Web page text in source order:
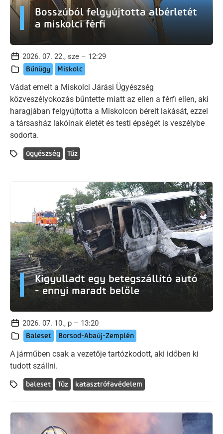
Bosszúból felgyújtotta albérletét
a miskolci férfi
2026. 07. 22., sze – 12:29
Bűnügy Miskolc
Vádat emelt a Miskolci Járási Ügyészség
közveszélyokozás bűntette miatt az ellen a férfi ellen, aki
haragjában felgyújtotta a Miskolcon bérelt lakását, ezzel
a társasház lakóinak életét és testi épségét is veszélybe
sodorta.
ügyészség Tűz
Kigyulladt egy betegszállító autó
- ennyi maradt belőle
2026. 07. 10., p – 13:20
Baleset Borsod-Abaúj-Zemplén
A járműben csak a vezetője tartózkodott, aki időben ki
tudott szállni.
baleset Tűz katasztrófavédelem